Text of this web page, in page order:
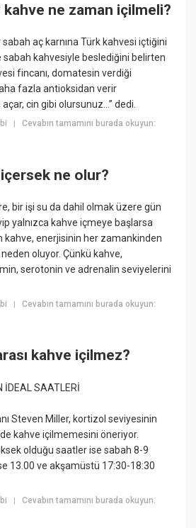
kahve ne zaman içilmeli?
sabah aç karnına Türk kahvesi içtiğini
sabah kahvesiyle beslediğini belirten
fincanı, domatesin verdiği
fazla antioksidan verir
cin gibi olursunuz…” dedi.
|Cevabın tamamını burada okuyun:
ne olur?
bir işi su da dahil olmak üzere gün
yalnızca kahve içmeye başlarsa
kahve, enerjisinin her zamankinden
oluyor. Çünkü kahve,
serotonin ve adrenalin seviyelerini
|Cevabın tamamını burada okuyun:
kahve içilmez?
İDEAL SAATLERİ
Steven Miller, kortizol seviyesinin
kahve içilmemesini öneriyor.
olduğu saatler ise sabah 8-9
13.00 ve akşamüstü 17:30-18:30
|Cevabın tamamını burada okuyun: